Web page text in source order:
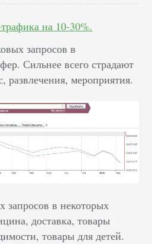
на 10-30%.
запросов в
Сильнее всего страдают
развлечения, мероприятия.
запросов в некоторых
доставка, товары
товары для детей.